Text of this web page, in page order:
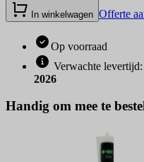
In winkelwagen Offerte
Op voorraad
Verwachte levertijd:
2026
Handig om mee te